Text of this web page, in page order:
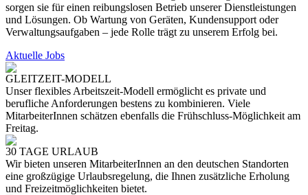
sorgen sie für einen reibungslosen Betrieb unserer Dienstleistungen
und Lösungen. Ob Wartung von Geräten, Kundensupport oder
Verwaltungsaufgaben – jede Rolle trägt zu unserem Erfolg bei.
Aktuelle Jobs
GLEITZEIT-MODELL
Unser flexibles Arbeitszeit-Modell ermöglicht es private und
berufliche Anforderungen bestens zu kombinieren. Viele
MitarbeiterInnen schätzen ebenfalls die Frühschluss-Möglichkeit am
Freitag.
30 TAGE URLAUB
Wir bieten unseren MitarbeiterInnen an den deutschen Standorten
eine großzügige Urlaubsregelung, die Ihnen zusätzliche Erholung
und Freizeitmöglichkeiten bietet.